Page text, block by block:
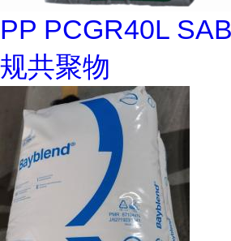
PP PCGR40L
规共聚物